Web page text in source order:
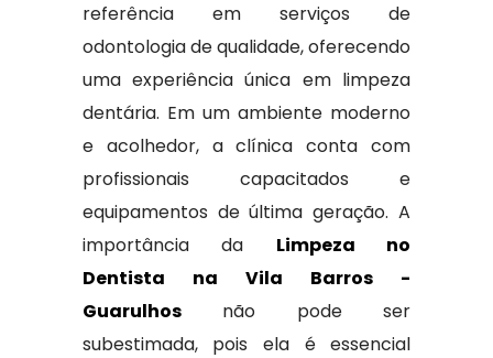
referência em serviços de
odontologia de qualidade, oferecendo
uma experiência única em limpeza
dentária. Em um ambiente moderno
e acolhedor, a clínica conta com
profissionais capacitados e
equipamentos de última geração. A
importância da Limpeza no
Dentista na Vila Barros -
Guarulhosnão pode ser
subestimada, pois ela é essencial